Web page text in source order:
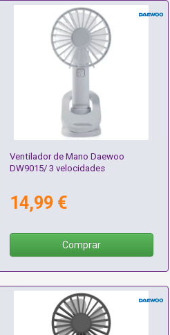
Ventilador de Mano Daewoo
DW9015/ 3 velocidades
14,99 €
Comprar